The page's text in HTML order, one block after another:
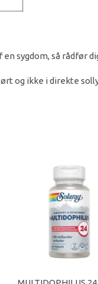
sygdom, så rådfør
og ikke i direkte